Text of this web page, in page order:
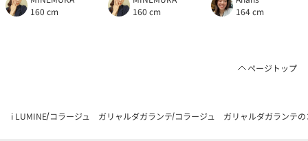
160 cm
160 cm
164 cm
ページトップ
i LUMINE コラージュ ガリャルダガランテ コラージュ ガリャルダガランテ